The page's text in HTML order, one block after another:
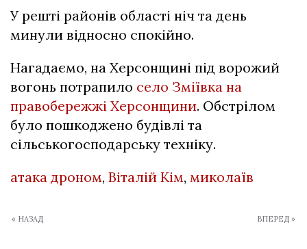
У решті районів області ніч та день
минули відносно спокійно.
Нагадаємо, на Херсонщині під ворожий
вогонь потрапило село Зміївка на
правобережжі Херсонщини. Обстрілом
було пошкоджено будівлі та
сільськогосподарську техніку.
атака дроном, Віталій Кім, миколаїв
« НАЗАД ВПЕРЕД »